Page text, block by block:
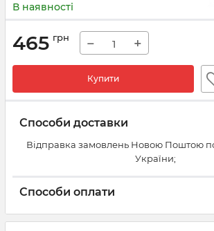
В наявності
465 грн − +
Купити
Способи доставки
Відправка замовлень Новою Поштою по
України;
Способи оплати